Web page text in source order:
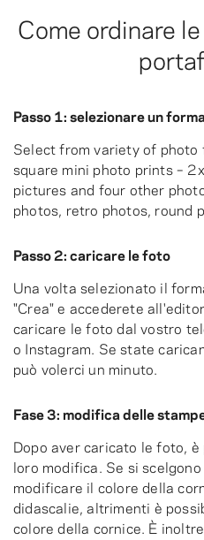
Come ordinare
Passo 1: selezionare un
Select from variety of
square mini photo prints –
pictures and four other
photos, retro photos, round
Passo 2: caricare le foto
Una volta selezionato il
"Crea" e accederete
caricare le foto dal vostro
o Instagram. Se state
può volerci un minuto.
Fase 3: modifica delle
Dopo aver caricato le foto,
loro modifica. Se si
modificare il colore della
didascalie, altrimenti è
colore della cornice. È